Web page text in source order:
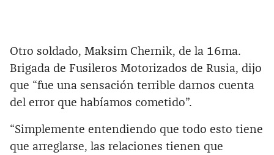
Otro soldado, Maksim Chernik, de la 16ma.
Brigada de Fusileros Motorizados de Rusia, dijo
que “fue una sensación terrible darnos cuenta
del error que habíamos cometido”.
“Simplemente entendiendo que todo esto tiene
que arreglarse, las relaciones tienen que